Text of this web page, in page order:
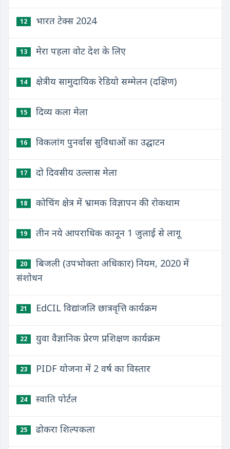
12 भारत टेक्स 2024
13 मेरा पहला वोट देश के लिए
14 क्षेत्रीय सामुदायिक रेडियो सम्मेलन (दक्षिण)
15 दिव्य कला मेला
16 विकलांग पुनर्वास सुविधाओं का उद्घाटन
17 दो दिवसीय उल्लास मेला
18 कोचिंग क्षेत्र में भ्रामक विज्ञापन की रोकथाम
19 तीन नये आपराधिक कानून 1 जुलाई से लागू
20
बिजली (उपभोक्ता अधिकार) नियम, 2020 में
संशोधन
21 EdCIL विद्यांजलि छात्रवृत्ति कार्यक्रम
22 युवा वैज्ञानिक प्रेरण प्रशिक्षण कार्यक्रम
23 PIDF योजना में 2 वर्ष का विस्तार
24 स्वाति पोर्टल
25 ढोकरा शिल्पकला